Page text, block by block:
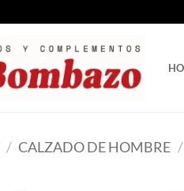
/ CALZADO DE HOMBRE /